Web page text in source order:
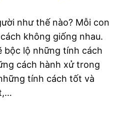
như thế nào? Mỗi con
không giống nhau.
bộc lộ những tính cách
cách hành xử trong
tính cách tốt và